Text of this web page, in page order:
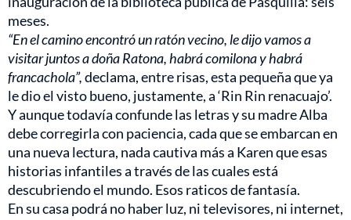
meses.
“En el camino encontró un ratón vecino, le dijo vamos a
visitar juntos a doña Ratona, habrá comilona y habrá
francachola”,declama, entre risas, esta pequeña que ya
le dio el visto bueno, justamente, a ‘Rin Rin renacuajo’.
Y aunque todavía confunde las letras y su madre Alba
debe corregirla con paciencia, cada que se embarcan en
una nueva lectura, nada cautiva más a Karen que esas
historias infantiles a través de las cuales está
descubriendo el mundo. Esos raticos de fantasía.
En su casa podrá no haber luz, ni televisores, ni internet,